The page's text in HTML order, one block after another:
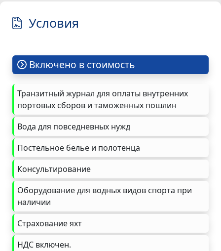
Условия
Включено в стоимость
Транзитный журнал для оплаты внутренних
портовых сборов и таможенных пошлин
Вода для повседневных нужд
Постельное белье и полотенца
Консультирование
Оборудование для водных видов спорта при
наличии
Страхование яхт
НДС включен.